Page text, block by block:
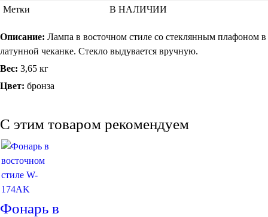
Торшеры Марокко
Торшеры со стеклом
Светильники в хамам
Светильники потолочные
Светильники для кафе и ресторанов
Светильники дизайнерские
Фонари
Абажуры
Столы и столики
Диваны и кресла
Пуфы и стулья
Консоли
Метки
В НАЛИЧИИ
Описание: Лампа в восточном стиле со стеклянным плафоном в
латунной чеканке. Стекло выдувается вручную.
Вес: 3,65 кг
Цвет: бронза
C этим товаром рекомендуем
Фонарь в